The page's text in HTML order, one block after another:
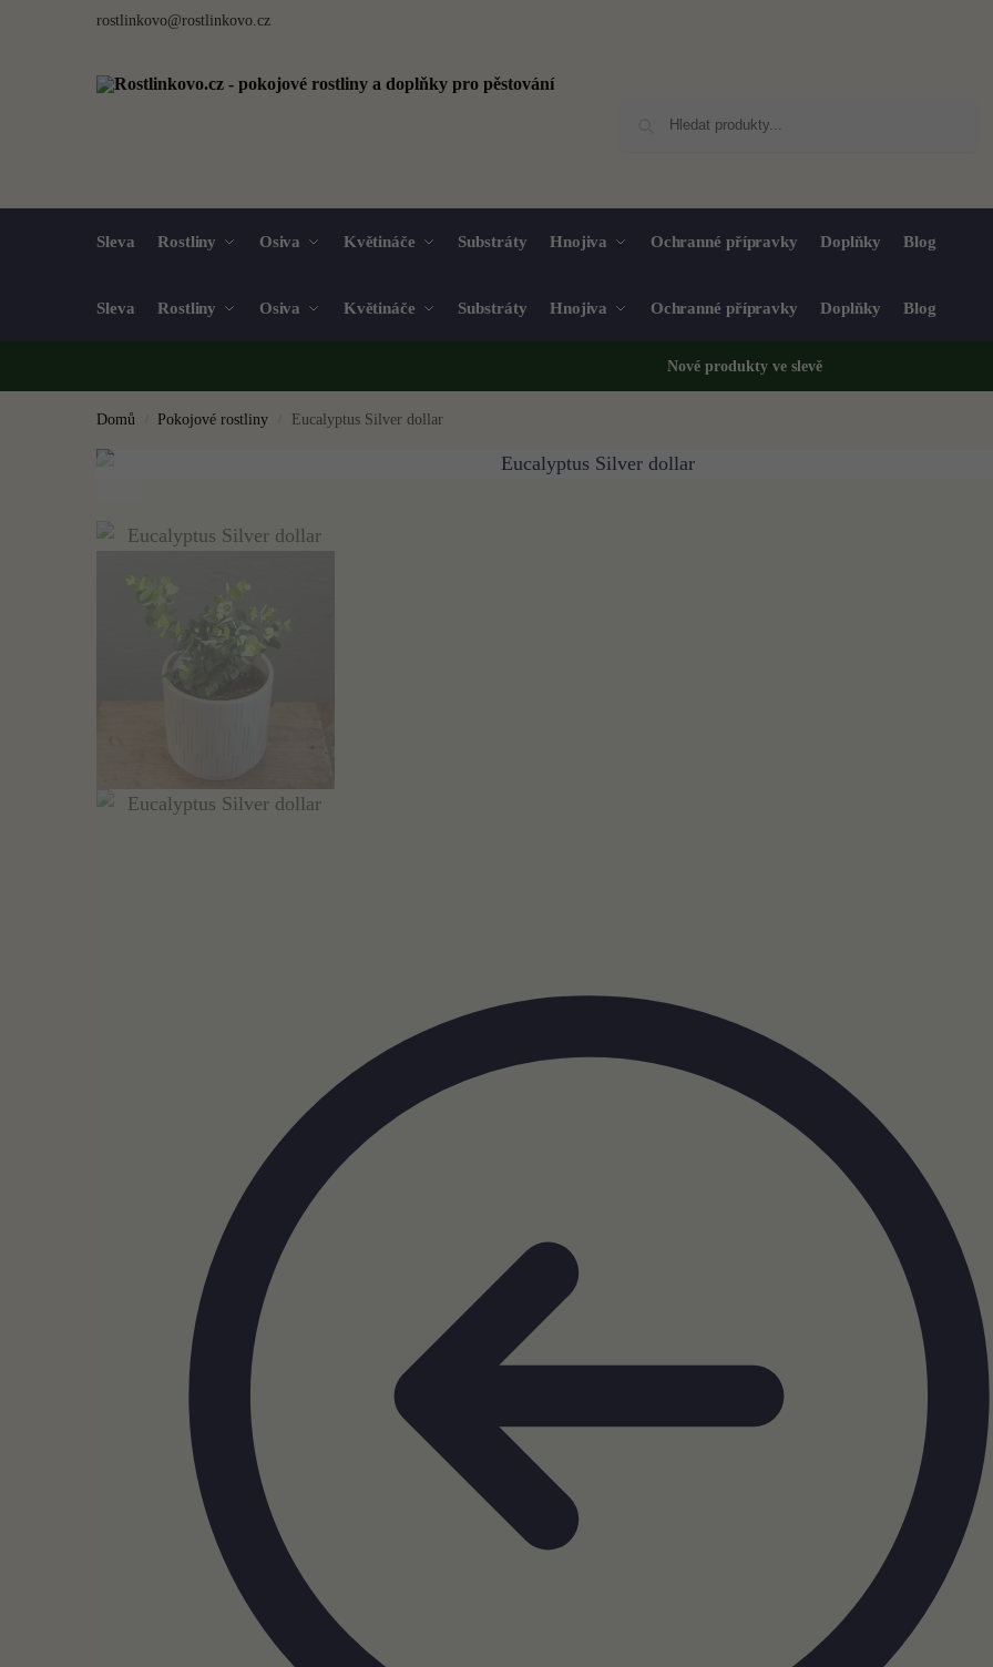
rostlinkovo@rostlinkovo.cz
Sleva Rostliny Osiva Květináče Substráty Hnojiva Ochranné přípravky Doplňky Blog
Sleva Rostliny Osiva Květináče Substráty Hnojiva Ochranné přípravky Doplňky Blog
Nové produkty ve slevě
Domů Pokojové rostliny Eucalyptus Silver dollar